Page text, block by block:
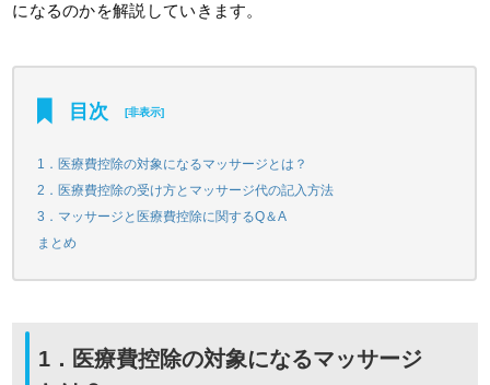
になるのかを解説していきます。
目次 [非表示]
1．医療費控除の対象になるマッサージとは？
2．医療費控除の受け方とマッサージ代の記入方法
3．マッサージと医療費控除に関するQ＆A
まとめ
1．医療費控除の対象になるマッサージ